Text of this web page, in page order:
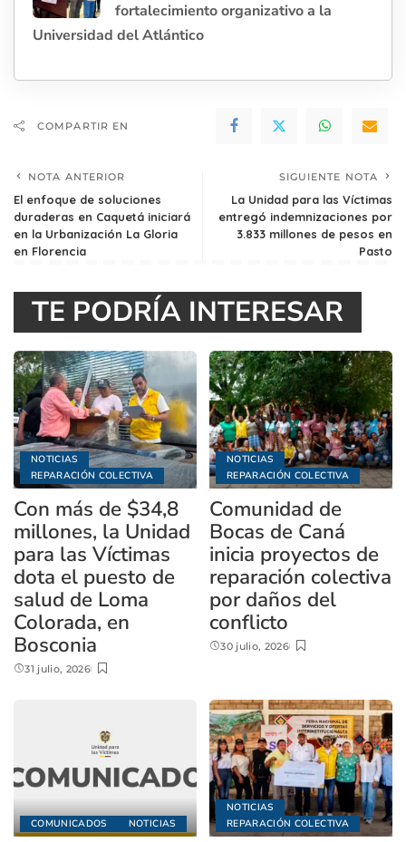
fortalecimiento organizativo a la
Universidad del Atlántico
COMPARTIR EN
NOTA ANTERIOR
El enfoque de soluciones
duraderas en Caquetá iniciará
en la Urbanización La Gloria
en Florencia
SIGUIENTE NOTA
La Unidad para las Víctimas
entregó indemnizaciones por
3.833 millones de pesos en
Pasto
TE PODRÍA INTERESAR
NOTICIAS
REPARACIÓN COLECTIVA
Con más de $34,8
millones, la Unidad
para las Víctimas
dota el puesto de
salud de Loma
Colorada, en
Bosconia
31 julio, 2026
NOTICIAS
REPARACIÓN COLECTIVA
Comunidad de
Bocas de Caná
inicia proyectos de
reparación colectiva
por daños del
conflicto
30 julio, 2026
COMUNICADOS NOTICIAS
NOTICIAS
REPARACIÓN COLECTIVA